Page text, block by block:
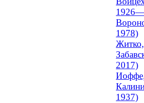
1978)
Житко,
2017)
1937)